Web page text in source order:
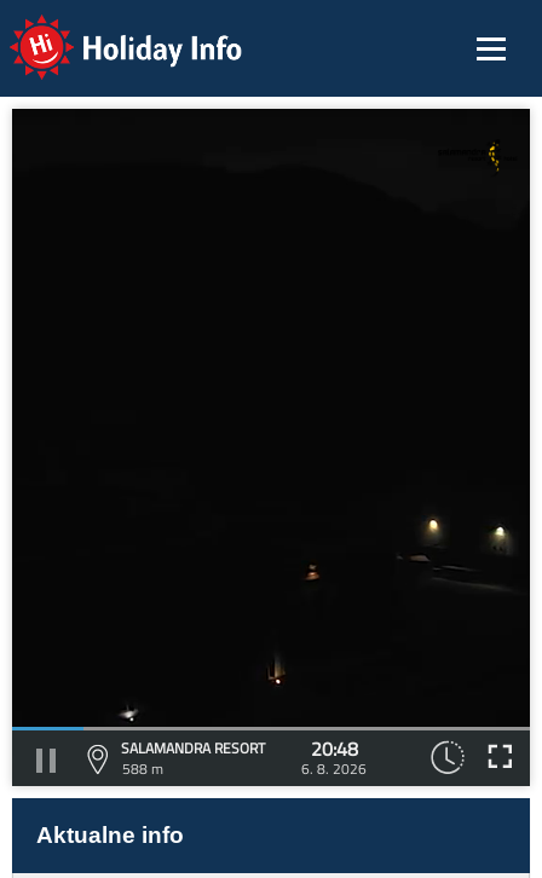
Holiday Info
SALAMANDRA RESORT
588 m
20:48
6. 8. 2026
Aktualne info